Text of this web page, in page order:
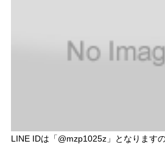
LINE IDは「@mzp1025z」となります